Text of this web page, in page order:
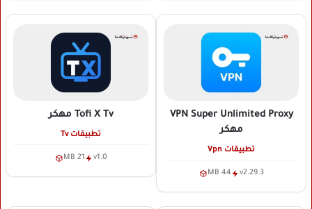
VPN Super Unlimited Proxy
مهكر
تطبيقات Vpn
v2.29.3
44 MB
Tofi X Tv مهكر
تطبيقات Tv
v1.0
21 MB